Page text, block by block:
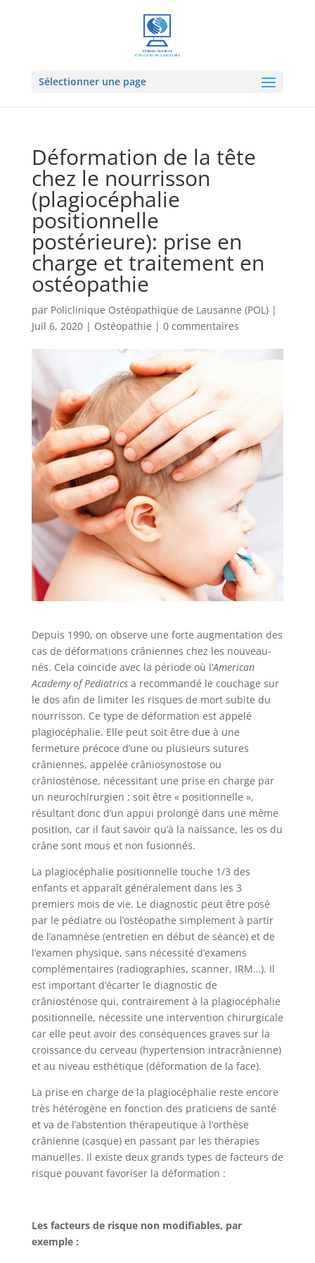
Sélectionner une page
Déformation de la tête
chez le nourrisson
(plagiocéphalie
positionnelle
postérieure): prise en
charge et traitement en
ostéopathie
par Policlinique Ostéopathique de Lausanne (POL)|
Juil 6, 2020| Ostéopathie | 0 commentaires
Depuis 1990, on observe une forte augmentation des
cas de déformations crâniennes chez les nouveau-
nés. Cela coïncide avec la période où l’American
Academy of Pediatrics a recommandé le couchage sur
le dos afin de limiter les risques de mort subite du
nourrisson. Ce type de déformation est appelé
plagiocéphalie. Elle peut soit être due à une
fermeture précoce d’une ou plusieurs sutures
crâniennes, appelée crâniosynostose ou
crâniosténose, nécessitant une prise en charge par
un neurochirurgien ; soit être « positionnelle »,
résultant donc d’un appui prolongé dans une même
position, car il faut savoir qu’à la naissance, les os du
crâne sont mous et non fusionnés.
La plagiocéphalie positionnelle touche 1/3 des
enfants et apparaît généralement dans les 3
premiers mois de vie. Le diagnostic peut être posé
par le pédiatre ou l’ostéopathe simplement à partir
de l’anamnèse (entretien en début de séance) et de
l’examen physique, sans nécessité d’examens
complémentaires (radiographies, scanner, IRM…). Il
est important d’écarter le diagnostic de
crâniosténose qui, contrairement à la plagiocéphalie
positionnelle, nécessite une intervention chirurgicale
car elle peut avoir des conséquences graves sur la
croissance du cerveau (hypertension intracrânienne)
et au niveau esthétique (déformation de la face).
La prise en charge de la plagiocéphalie reste encore
très hétérogène en fonction des praticiens de santé
et va de l’abstention thérapeutique à l’orthèse
crânienne (casque) en passant par les thérapies
manuelles. Il existe deux grands types de facteurs de
risque pouvant favoriser la déformation :
Les facteurs de risque non modifiables, par
exemple :